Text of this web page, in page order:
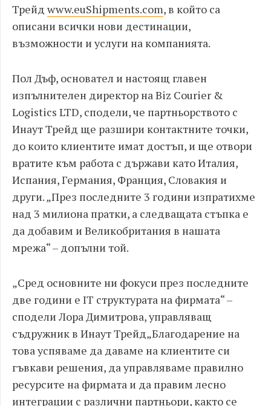
Трейд www.euShipments.com, в който са
описани всички нови дестинации,
възможности и услуги на компанията.
Пол Дъф, основател и настоящ главен
изпълнителен директор на Biz Courier &
Logistics LTD, сподели, че партньорството с
Инаут Трейд ще разшири контактните точки,
до които клиентите имат достъп, и ще отвори
вратите към работа с държави като Италия,
Испания, Германия, Франция, Словакия и
други. „През последните 3 години изпратихме
над 3 милиона пратки, а следващата стъпка е
да добавим и Великобритания в нашата
мрежа“ – допълни той.
„Сред основните ни фокуси през последните
две години е IT структурата на фирмата“ –
сподели Лора Димитрова, управляващ
съдружник в Инаут Трейд„Благодарение на
това успяваме да даваме на клиентите си
гъвкави решения, да управляваме правилно
ресурсите на фирмата и да правим лесно
интеграции с различни партньори, както се